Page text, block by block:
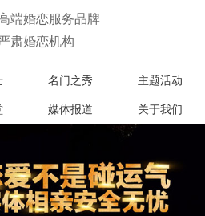
端婚恋服务品牌
肃婚恋机构
名门之秀 主题活动
媒体报道 关于我们